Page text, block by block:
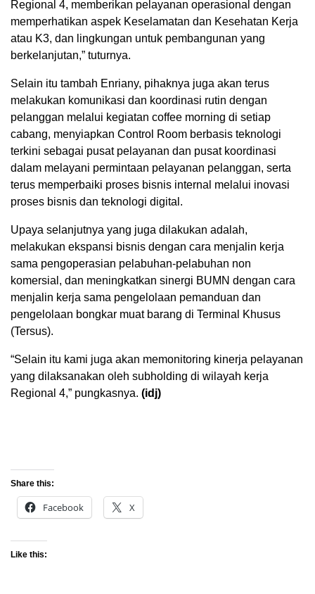
Regional 4, memberikan pelayanan operasional dengan
memperhatikan aspek Keselamatan dan Kesehatan Kerja
atau K3, dan lingkungan untuk pembangunan yang
berkelanjutan,” tuturnya.
Selain itu tambah Enriany, pihaknya juga akan terus
melakukan komunikasi dan koordinasi rutin dengan
pelanggan melalui kegiatan coffee morning di setiap
cabang, menyiapkan Control Room berbasis teknologi
terkini sebagai pusat pelayanan dan pusat koordinasi
dalam melayani permintaan pelayanan pelanggan, serta
terus memperbaiki proses bisnis internal melalui inovasi
proses bisnis dan teknologi digital.
Upaya selanjutnya yang juga dilakukan adalah,
melakukan ekspansi bisnis dengan cara menjalin kerja
sama pengoperasian pelabuhan-pelabuhan non
komersial, dan meningkatkan sinergi BUMN dengan cara
menjalin kerja sama pengelolaan pemanduan dan
pengelolaan bongkar muat barang di Terminal Khusus
(Tersus).
“Selain itu kami juga akan memonitoring kinerja pelayanan
yang dilaksanakan oleh subholding di wilayah kerja
Regional 4,” pungkasnya. (idj)
Share this:
Facebook X
Like this: